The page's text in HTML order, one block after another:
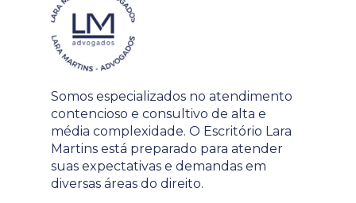
Somos especializados no atendimento
contencioso e consultivo de alta e
média complexidade. O Escritório Lara
Martins está preparado para atender
suas expectativas e demandas em
diversas áreas do direito.